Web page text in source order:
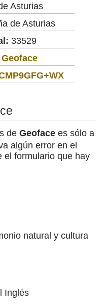
Asturias
de Asturias
33529
Geoface
de Geoface es sólo a
algún error en el
el formulario que hay
natural y cultura
Inglés